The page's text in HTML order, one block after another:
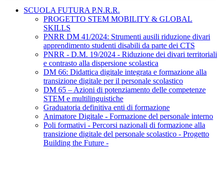
SCUOLA FUTURA P.N.R.R.
PROGETTO STEM MOBILITY & GLOBAL
SKILLS
PNRR DM 41/2024: Strumenti ausili riduzione divari
apprendimento studenti disabili da parte dei CTS
PNRR - D.M. 19/2024 - Riduzione dei divari territoriali
e contrasto alla dispersione scolastica
DM 66: Didattica digitale integrata e formazione alla
transizione digitale per il personale scolastico
DM 65 – Azioni di potenziamento delle competenze
STEM e multilinguistiche
Graduatoria definitiva enti di formazione
Animatore Digitale - Formazione del personale interno
Poli formativi - Percorsi nazionali di formazione alla
transizione digitale del personale scolastico - Progetto
Building the Future -